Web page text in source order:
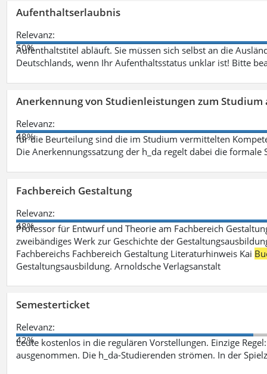
Aufenthaltserlaubnis
Relevanz:
50%
Aufenthaltstitel abläuft. Sie müssen sich selbst an die
Deutschlands, wenn Ihr Aufenthaltsstatus unklar ist! Bitte
Anerkennung von Studienleistungen zum Studium
Relevanz:
48%
für die Beurteilung sind die im Studium vermittelten
Die Anerkennungssatzung der h_da regelt dabei die formale
Fachbereich Gestaltung
Relevanz:
48%
Professor für Entwurf und Theorie am Fachbereich
zweibändiges Werk zur Geschichte der
Fachbereichs Fachbereich Gestaltung Literaturhinweis Kai
Gestaltungsausbildung. Arnoldsche Verlagsanstalt
Semesterticket
Relevanz:
42%
Leute kostenlos in die regulären Vorstellungen. Einzige
ausgenommen. Die h_da-Studierenden strömen. In der